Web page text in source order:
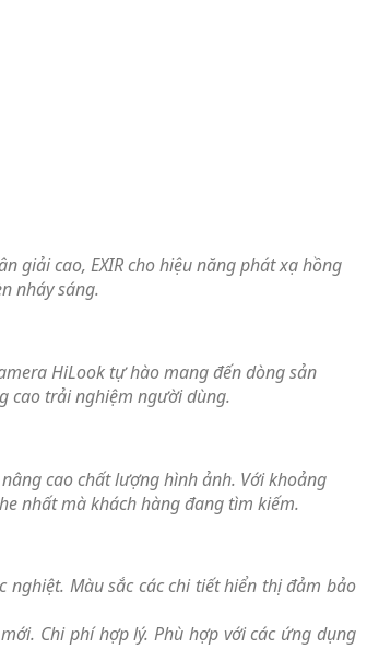
giải cao, EXIR cho hiệu năng phát xạ hồng
nháy sáng.
HiLook tự hào mang đến dòng sản
cao trải nghiệm người dùng.
cao chất lượng hình ảnh. Với khoảng
nhất mà khách hàng đang tìm kiếm.
Màu sắc các chi tiết hiển thị đảm bảo
Chi phí hợp lý. Phù hợp với các ứng dụng